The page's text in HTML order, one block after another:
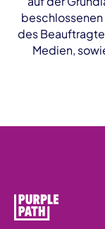
des
Medien,